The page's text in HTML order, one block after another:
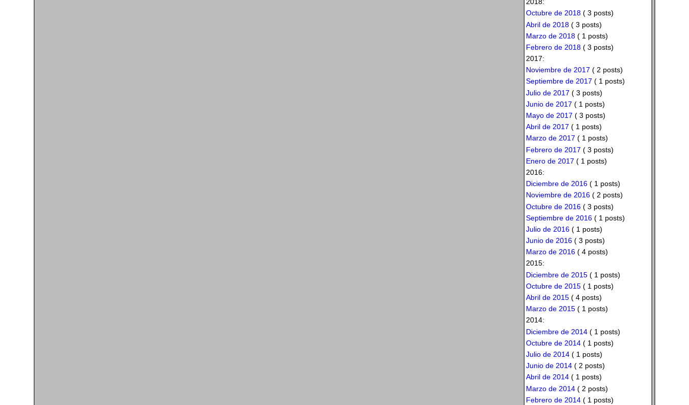
Octubre de 2018( 3 posts)
Abril de 2018( 3 posts)
Marzo de 2018( 1 posts)
Febrero de 2018( 3 posts)
2017:
Noviembre de 2017 ( 2 posts)
Septiembre de 2017 ( 1 posts)
Julio de 2017 ( 3 posts)
Junio de 2017 ( 1 posts)
Mayo de 2017 ( 3 posts)
Abril de 2017 ( 1 posts)
Marzo de 2017 ( 1 posts)
Febrero de 2017 ( 3 posts)
Enero de 2017 ( 1 posts)
2016:
Diciembre de 2016( 1 posts)
Noviembre de 2016( 2 posts)
Octubre de 2016( 3 posts)
Septiembre de 2016( 1 posts)
Julio de 2016( 1 posts)
Junio de 2016( 3 posts)
Marzo de 2016( 4 posts)
2015:
Diciembre de 2015( 1 posts)
Octubre de 2015( 1 posts)
Abril de 2015( 4 posts)
Marzo de 2015( 1 posts)
2014:
Diciembre de 2014( 1 posts)
Octubre de 2014( 1 posts)
Julio de 2014( 1 posts)
Junio de 2014( 2 posts)
Abril de 2014( 1 posts)
Marzo de 2014( 2 posts)
Febrero de 2014( 1 posts)